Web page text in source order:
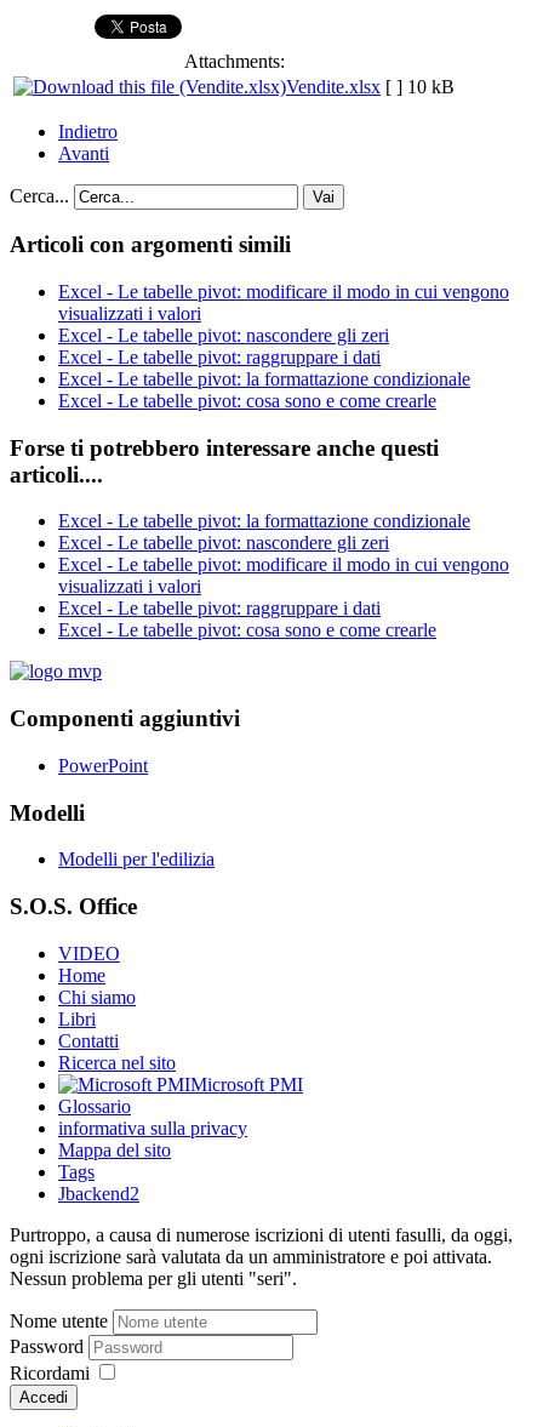
Attachments:
Vendite.xlsx [ ] 10 kB
Indietro
Avanti
Cerca... Vai
Articoli con argomenti simili
Excel - Le tabelle pivot: modificare il modo in cui vengono
visualizzati i valori
Excel - Le tabelle pivot: nascondere gli zeri
Excel - Le tabelle pivot: raggruppare i dati
Excel - Le tabelle pivot: la formattazione condizionale
Excel - Le tabelle pivot: cosa sono e come crearle
Forse ti potrebbero interessare anche questi
articoli....
Excel - Le tabelle pivot: la formattazione condizionale
Excel - Le tabelle pivot: nascondere gli zeri
Excel - Le tabelle pivot: modificare il modo in cui vengono
visualizzati i valori
Excel - Le tabelle pivot: raggruppare i dati
Excel - Le tabelle pivot: cosa sono e come crearle
Componenti aggiuntivi
PowerPoint
Modelli
Modelli per l'edilizia
S.O.S. Office
VIDEO
Home
Chi siamo
Libri
Contatti
Ricerca nel sito
Microsoft PMI
Glossario
informativa sulla privacy
Mappa del sito
Tags
Jbackend2
Purtroppo, a causa di numerose iscrizioni di utenti fasulli, da oggi,
ogni iscrizione sarà valutata da un amministratore e poi attivata.
Nessun problema per gli utenti "seri".
Nome utente
Password
Ricordami
Accedi